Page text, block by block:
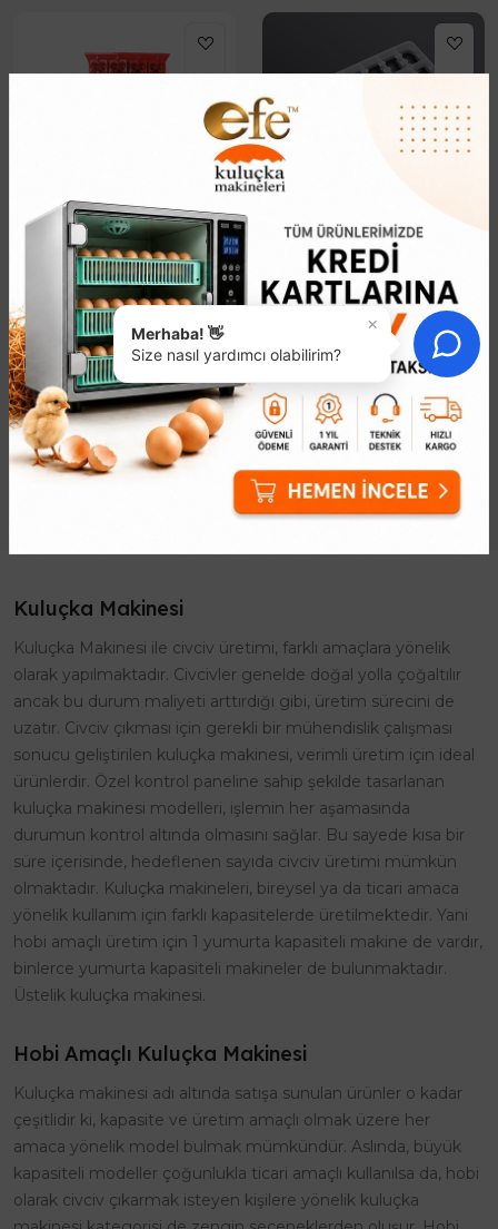
24 Yumurta Kapasiteli
Viyol
851,95₺
Profesyonel Kuluçka Deneyimi:
24'lü Otomatik Yumurta
Çevirme ViyolüKuluçka
veriminizi maksimuma
çıkarmak için tasarlanan 24'lü
otomatik çevi..
Kaz Yumurta Viyolü
421,22₺
Kendi Kuluçka Makinenizi
Yaratın: 32'li Kaz Yumurta
Viyolü! Efe Kuluçka Kaz
Yumurta Viyolü ile evde kaz
kuluçka deneyiminizi bir üst
sevi..
Kuluçka Makinesi
Kuluçka Makinesi ile civciv üretimi, farklı amaçlara yönelik
olarak yapılmaktadır. Civcivler genelde doğal yolla çoğaltılır
ancak bu durum maliyeti arttırdığı gibi, üretim sürecini de
uzatır. Civciv çıkması için gerekli bir mühendislik çalışması
sonucu geliştirilen kuluçka makinesi, verimli üretim için ideal
ürünlerdir. Özel kontrol paneline sahip şekilde tasarlanan
kuluçka makinesi modelleri, işlemin her aşamasında
durumun kontrol altında olmasını sağlar. Bu sayede kısa bir
süre içerisinde, hedeflenen sayıda civciv üretimi mümkün
olmaktadır. Kuluçka makineleri, bireysel ya da ticari amaca
yönelik kullanım için farklı kapasitelerde üretilmektedir. Yani
hobi amaçlı üretim için 1 yumurta kapasiteli makine de vardır,
binlerce yumurta kapasiteli makineler de bulunmaktadır.
Üstelik kuluçka makinesi.
Hobi Amaçlı Kuluçka Makinesi
Kuluçka makinesi adı altında satışa sunulan ürünler o kadar
çeşitlidir ki, kapasite ve üretim amaçlı olmak üzere her
amaca yönelik model bulmak mümkündür. Aslında, büyük
kapasiteli modeller çoğunlukla ticari amaçlı kullanılsa da, hobi
olarak civciv çıkarmak isteyen kişilere yönelik kuluçka
×
Merhaba! 👋
Size nasıl yardımcı olabilirim?